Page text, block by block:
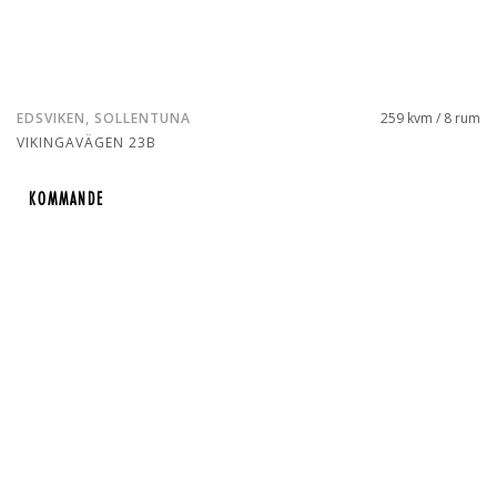
EDSVIKEN, SOLLENTUNA
VIKINGAVÄGEN 23B
259 kvm / 8 rum
KOMMANDE
KOMMANDE